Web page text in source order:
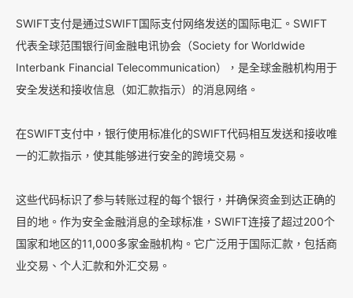
SWIFT支付是通过SWIFT国际支付网络发送的国际电汇。SWIFT
代表全球范围银行间金融电讯协会（Society for Worldwide
Interbank Financial Telecommunication），是全球金融机构用于
安全发送和接收信息（如汇款指示）的消息网络。
在SWIFT支付中，银行使用标准化的SWIFT代码相互发送和接收唯
一的汇款指示，使其能够进行安全的跨境交易。
这些代码标识了参与转账过程的每个银行，并确保资金到达正确的
目的地。作为安全金融消息的全球标准，SWIFT连接了超过200个
国家和地区的11,000多家金融机构。它广泛用于国际汇款，包括商
业交易、个人汇款和外汇交易。